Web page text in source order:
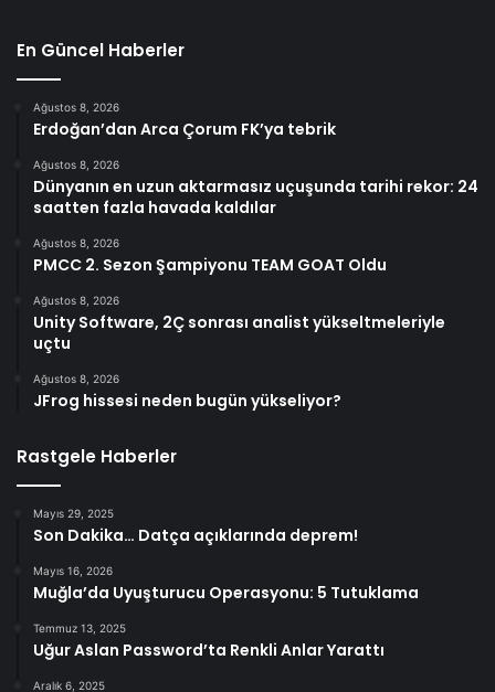
En Güncel Haberler
Ağustos 8, 2026
Erdoğan’dan Arca Çorum FK’ya tebrik
Ağustos 8, 2026
Dünyanın en uzun aktarmasız uçuşunda tarihi rekor: 24
saatten fazla havada kaldılar
Ağustos 8, 2026
PMCC 2. Sezon Şampiyonu TEAM GOAT Oldu
Ağustos 8, 2026
Unity Software, 2Ç sonrası analist yükseltmeleriyle
uçtu
Ağustos 8, 2026
JFrog hissesi neden bugün yükseliyor?
Rastgele Haberler
Mayıs 29, 2025
Son Dakika… Datça açıklarında deprem!
Mayıs 16, 2026
Muğla’da Uyuşturucu Operasyonu: 5 Tutuklama
Temmuz 13, 2025
Uğur Aslan Password’ta Renkli Anlar Yarattı
Aralık 6, 2025